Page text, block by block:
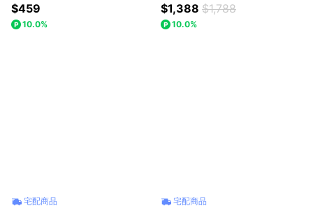
anguoTree蘭果樹】
$459
10.0%
｜1314 七夕 情人節禮物 / 雙子
座生日禮物
$1,388 $1,788
10.0%
宅配商品 宅配商品